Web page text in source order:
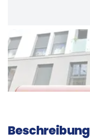
Beschreibung